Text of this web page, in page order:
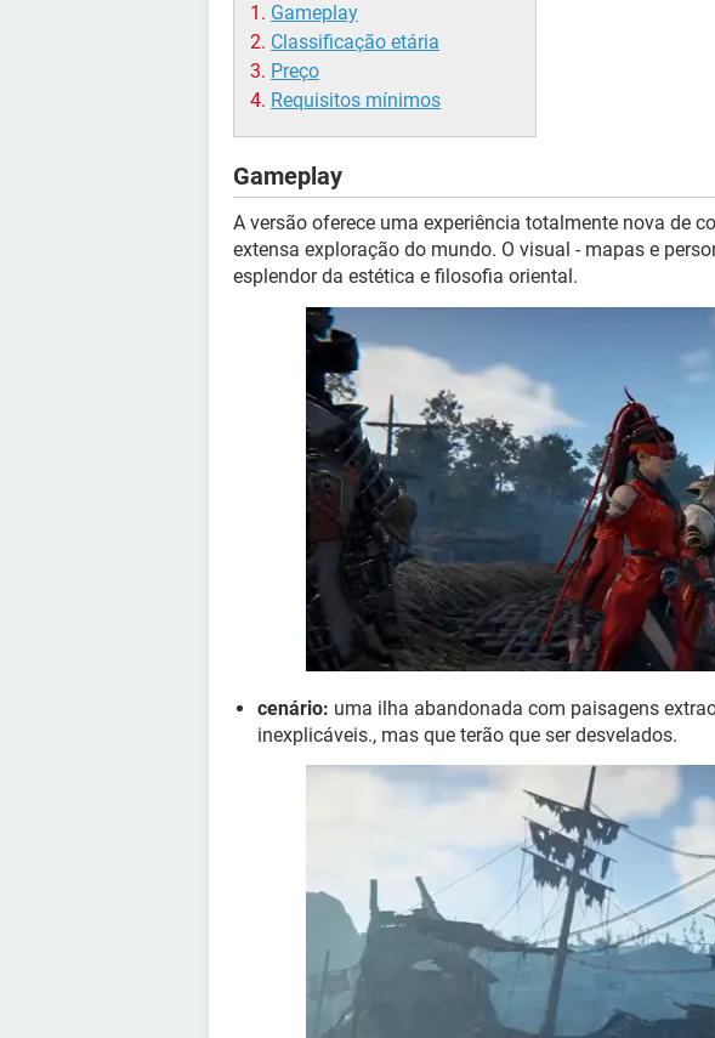
Gameplay
Classificação etária
Preço
Requisitos mínimos
Gameplay
A versão oferece uma experiência totalmente nova de
extensa exploração do mundo. O visual - mapas e
esplendor da estética e filosofia oriental.
cenário: uma ilha abandonada com paisagens
inexplicáveis., mas que terão que ser desvelados.